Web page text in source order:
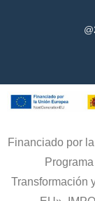
Financiado por
Transformación